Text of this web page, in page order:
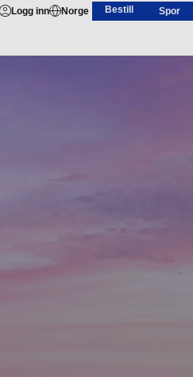
Logg inn Norge Bestill Spor